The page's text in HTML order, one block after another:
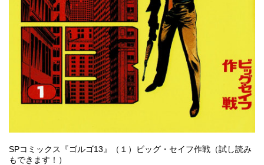
SPコミックス『ゴルゴ13』（１）ビッグ・セイフ作戦（試し読み
もできます！）